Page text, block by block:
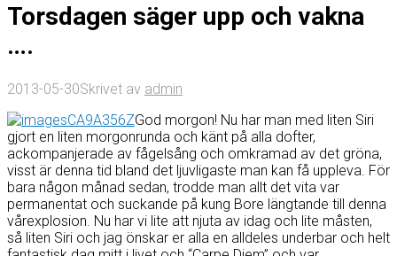
Torsdagen säger upp och vakna
….
2013-05-30Skrivet av admin
God morgon! Nu har man med liten Siri
gjort en liten morgonrunda och känt på alla dofter,
ackompanjerade av fågelsång och omkramad av det gröna,
visst är denna tid bland det ljuvligaste man kan få uppleva. För
bara någon månad sedan, trodde man allt det vita var
permanentat och suckande på kung Bore längtande till denna
vårexplosion. Nu har vi lite att njuta av idag och lite måsten,
så liten Siri och jag önskar er alla en alldeles underbar och helt